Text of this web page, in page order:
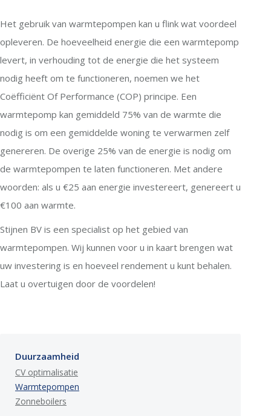
Het gebruik van warmtepompen kan u flink wat voordeel
opleveren. De hoeveelheid energie die een warmtepomp
levert, in verhouding tot de energie die het systeem
nodig heeft om te functioneren, noemen we het
Coëfficiënt Of Performance (COP) principe. Een
warmtepomp kan gemiddeld 75% van de warmte die
nodig is om een gemiddelde woning te verwarmen zelf
genereren. De overige 25% van de energie is nodig om
de warmtepompen te laten functioneren. Met andere
woorden: als u €25 aan energie investereert, genereert u
€100 aan warmte.
Stijnen BV is een specialist op het gebied van
warmtepompen. Wij kunnen voor u in kaart brengen wat
uw investering is en hoeveel rendement u kunt behalen.
Laat u overtuigen door de voordelen!
Duurzaamheid
CV optimalisatie
Warmtepompen
Zonneboilers